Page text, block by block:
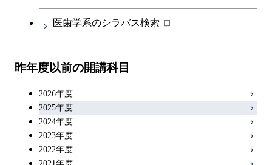
物質・情報卓越コース
人間医療科学技術コース
物質・情報卓越コース
物質・情報卓越コース
都市・環境学コース
エネルギーコース
エネルギー・情報コース
エンジニアリングデザイン
コース
原子核工学コース
物質・情報卓越コース
社会・人間科学コース
イノベーション科学系
イノベーション科学コース
人間医療科学技術コース
技術経営専門職学位課程
開閉
技術経営専門職学位課程
専門科目
キャリア科目
医歯学系のシラバス検索
昨年度以前の開講科目
2026年度
2025年度
2024年度
2023年度
2022年度